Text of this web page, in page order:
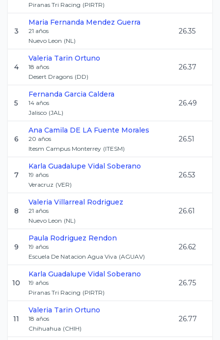
Piranas Tri Racing (PIRTR)
3
Maria Fernanda Mendez Guerra
21 años
Nuevo Leon (NL)
26.35
4
Valeria Tarin Ortuno
18 años
Desert Dragons (DD)
26.37
5
Fernanda Garcia Caldera
14 años
Jalisco (JAL)
26.49
6
Ana Camila DE LA Fuente Morales
20 años
Itesm Campus Monterrey (ITESM)
26.51
7
Karla Guadalupe Vidal Soberano
19 años
Veracruz (VER)
26.53
8
Valeria Villarreal Rodriguez
21 años
Nuevo Leon (NL)
26.61
9
Paula Rodriguez Rendon
19 años
Escuela De Natacion Agua Viva (AGUAV)
26.62
10
Karla Guadalupe Vidal Soberano
19 años
Piranas Tri Racing (PIRTR)
26.75
11
Valeria Tarin Ortuno
18 años
Chihuahua (CHIH)
26.77